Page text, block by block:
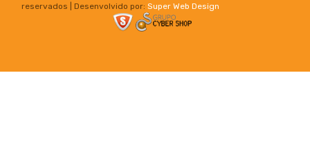
reservados | Desenvolvido por: Super Web Design